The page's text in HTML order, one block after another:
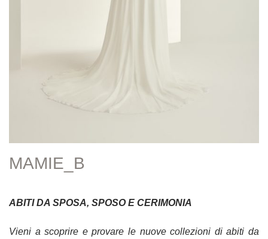
MAMIE_B
ABITI DA SPOSA, SPOSO E CERIMONIA
Vieni a scoprire e provare le nuove collezioni di abiti da